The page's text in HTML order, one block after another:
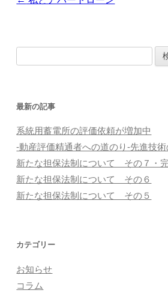
ョ
ン
検
索
最新の記事
系統用蓄電所の評価依頼が増加中
-動産評価精通者への道のり-先進技
新たな担保法制について その７・
新たな担保法制について その６
新たな担保法制について その５
カテゴリー
お知らせ
コラム